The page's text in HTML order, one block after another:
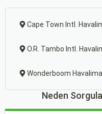
Cape Town Intl.
O.R. Tambo Intl.
Wonderboom
Neden